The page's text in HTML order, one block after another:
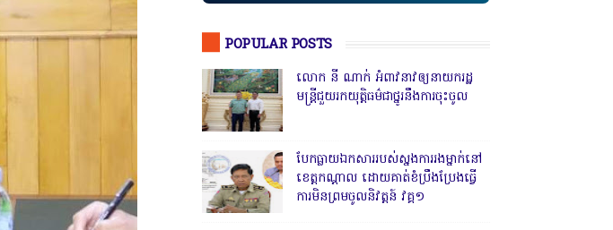
POPULAR POSTS
លោក នី ណាក់ អំពាវនាវឲ្យនាយករដ្ឋ
មន្ត្រីជួយរកយុត្តិធម៌ជាថ្នូរនឹងការចុះចូល
បែកធ្លាយឯកសាររបស់ស្នងការរងម្នាក់នៅ
ខេត្តកណ្ដាល ដោយគាត់ខំប្រឹងប្រែងធ្វើ
ការមិនព្រមចូលនិវត្តន៍ វគ្គ១